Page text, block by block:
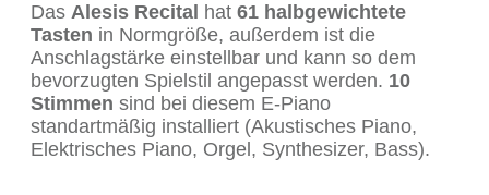
Das Alesis Recital hat 61 halbgewichtete
Tasten in Normgröße, außerdem ist die
Anschlagstärke einstellbar und kann so dem
bevorzugten Spielstil angepasst werden. 10
Stimmen sind bei diesem E-Piano
standartmäßig installiert (Akustisches Piano,
Elektrisches Piano, Orgel, Synthesizer, Bass).